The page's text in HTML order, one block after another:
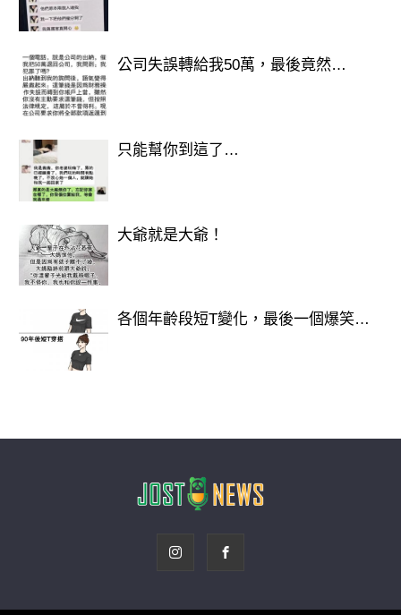
歡迎來下水道觀看更多都市傳說👉
公司失誤轉給我50萬，最後竟然…
只能幫你到這了…
大爺就是大爺！
各個年齡段短T變化，最後一個爆笑…